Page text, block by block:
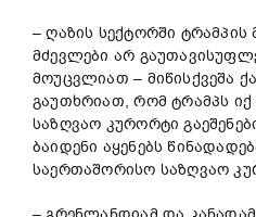
– ღაზის სექტორში ტრამპის
მძევლები არ
მოუცვლიათ – მიწისქვეშა
გაუთხრიათ, რომ ტრამპს იქ
საზღვაო კურორტი
ბაიდენი აყენებს
საერთაშორისო საზღვაო